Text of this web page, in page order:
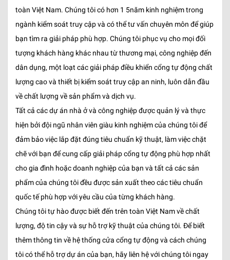
toàn Việt Nam. Chúng tôi có hơn 1 5năm kinh nghiệm trong
ngành kiểm soát truy cập và có thể tư vấn chuyên môn để giúp
bạn tìm ra giải pháp phù hợp. Chúng tôi phục vụ cho mọi đối
tượng khách hàng khác nhau từ thương mại, công nghiệp đến
dân dụng, một loạt các giải pháp điều khiển cổng tự động chất
lượng cao và thiết bị kiểm soát truy cập an ninh, luôn dẫn đầu
về chất lượng về sản phẩm và dịch vụ.
Tất cả các dự án nhà ở và công nghiệp được quản lý và thực
hiện bởi đội ngũ nhân viên giàu kinh nghiệm của chúng tôi để
đảm bảo việc lắp đặt đúng tiêu chuẩn kỹ thuật, làm việc chặt
chẽ với bạn để cung cấp giải pháp cổng tự động phù hợp nhất
cho gia đình hoặc doanh nghiệp của bạn và tất cả các sản
phẩm của chúng tôi đều được sản xuất theo các tiêu chuẩn
quốc tế phù hợp với yêu cầu của từng khách hàng.
Chúng tôi tự hào được biết đến trên toàn Việt Nam về chất
lượng, độ tin cậy và sự hỗ trợ kỹ thuật của chúng tôi. Để biết
thêm thông tin về hệ thống cửa cổng tự động và cách chúng
tôi có thể hỗ trợ dự án của bạn, hãy liên hệ với chúng tôi ngay